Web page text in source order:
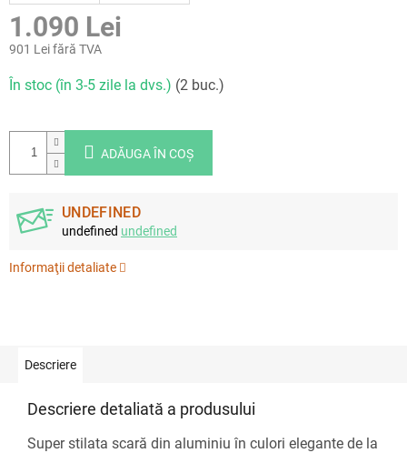
1.090 Lei
901 Lei fără TVA
Evaluare
preţ:
În stoc (în 3-5 zile la dvs.) (2 buc.)
ADĂUGA ÎN COŞ
UNDEFINED
undefined undefined
Informaţii detaliate
Descriere
Descriere detaliată a produsului
Super stilata scară din aluminiu în culori elegante de la